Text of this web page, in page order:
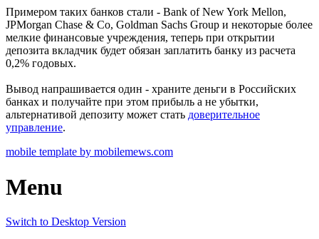
Примером таких банков стали - Bank of New York Mellon,
JPMorgan Chase & Co, Goldman Sachs Group и некоторые более
мелкие финансовые учреждения, теперь при открытии
депозита вкладчик будет обязан заплатить банку из расчета
0,2% годовых.
Вывод напрашивается один - храните деньги в Российских
банках и получайте при этом прибыль а не убытки,
альтернативой депозиту может стать доверительное
управление.
mobile template by mobilemews.com
Menu
Switch to Desktop Version